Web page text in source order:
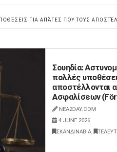
ΓΙΑ ΑΠΆΤΕΣ ΠΟΥ ΤΟΥΣ
Σουηδία:
πολλές
αποστέλλονται
Ασφαλίσεων
NEA2DAY.COM
4 JUNE 2026
ΣΚΑΝΔΙΝΑΒΙΑ,